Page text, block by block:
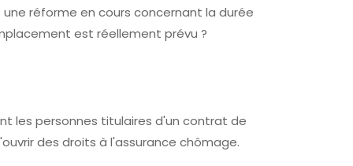
réforme en cours concernant la durée
est réellement prévu ?
les personnes titulaires d'un contrat de
des droits à l'assurance chômage.